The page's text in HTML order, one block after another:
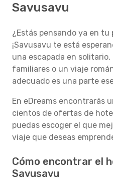
Savusavu
¿Estás pensando ya en
¡Savusavu te está
una escapada en
familiares o un viaje
adecuado es una parte
En eDreams encontrarás
cientos de ofertas de
puedas escoger el que
viaje que deseas
Cómo encontrar el
Savusavu